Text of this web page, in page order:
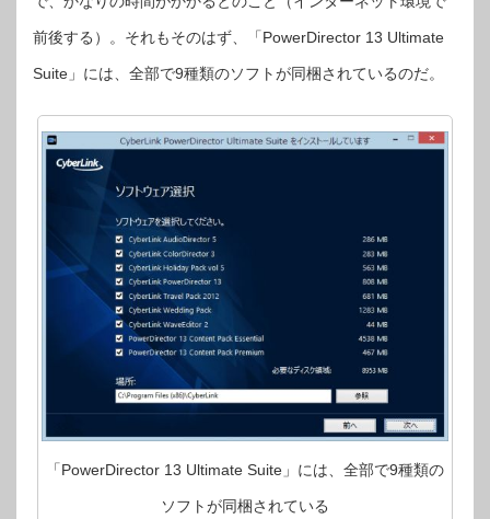
前後する）。それもそのはず、「PowerDirector 13 Ultimate
Suite」には、全部で9種類のソフトが同梱されているのだ。
「PowerDirector 13 Ultimate Suite」には、全部で9種類の
ソフトが同梱されている